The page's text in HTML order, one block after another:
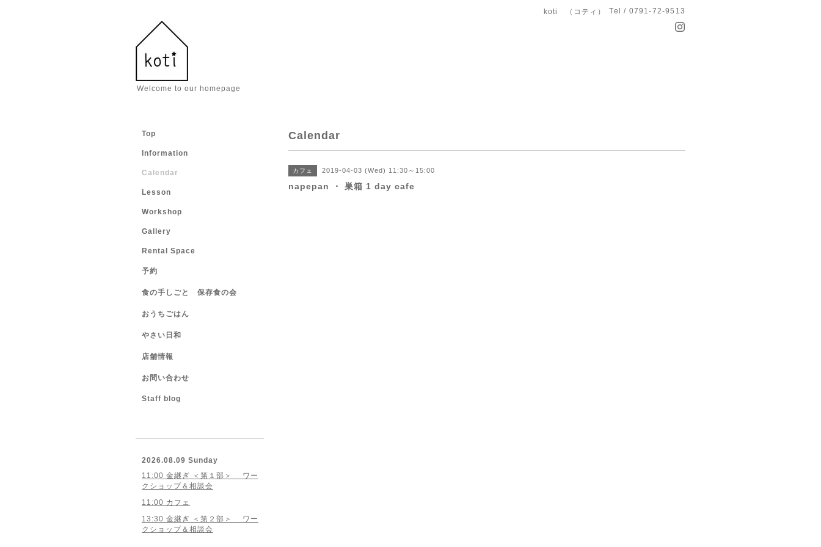
koti （コティ） Tel / 0791-72-9513
Welcome to our homepage
Calendar
カフェ 2019-04-03 (Wed) 11:30～15:00
napepan ・ 巣箱 1 day cafe
Top
Information
Calendar
Lesson
Workshop
Gallery
Rental Space
予約
食の手しごと 保存食の会
おうちごはん
やさい日和
店舗情報
お問い合わせ
Staff blog
2026.08.09 Sunday
11:00 金継ぎ ＜第１部＞ ワー
クショップ＆相談会
11:00 カフェ
13:30 金継ぎ ＜第２部＞ ワー
クショップ＆相談会